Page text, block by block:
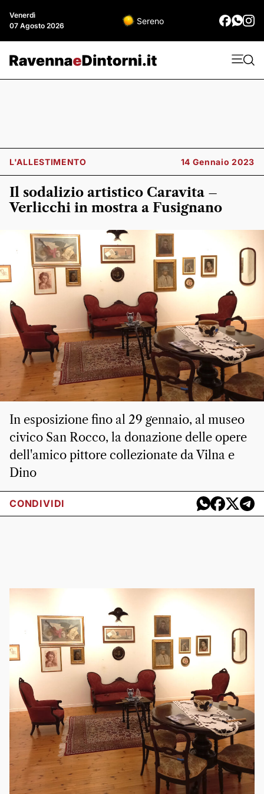
Venerdì
07 Agosto 2026
Sereno
L'ALLESTIMENTO 14 Gennaio 2023
Il sodalizio artistico Caravita –
Verlicchi in mostra a Fusignano
In esposizione fino al 29 gennaio, al museo
civico San Rocco, la donazione delle opere
dell'amico pittore collezionate da Vilna e
Dino
CONDIVIDI